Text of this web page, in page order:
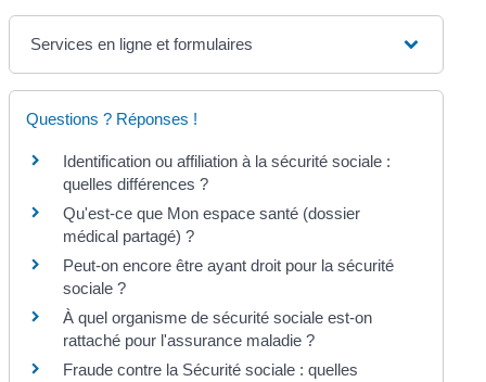
Services en ligne et formulaires
Questions ? Réponses !
Identification ou affiliation à la sécurité sociale :
quelles différences ?
Qu'est-ce que Mon espace santé (dossier
médical partagé) ?
Peut-on encore être ayant droit pour la sécurité
sociale ?
À quel organisme de sécurité sociale est-on
rattaché pour l'assurance maladie ?
Fraude contre la Sécurité sociale : quelles